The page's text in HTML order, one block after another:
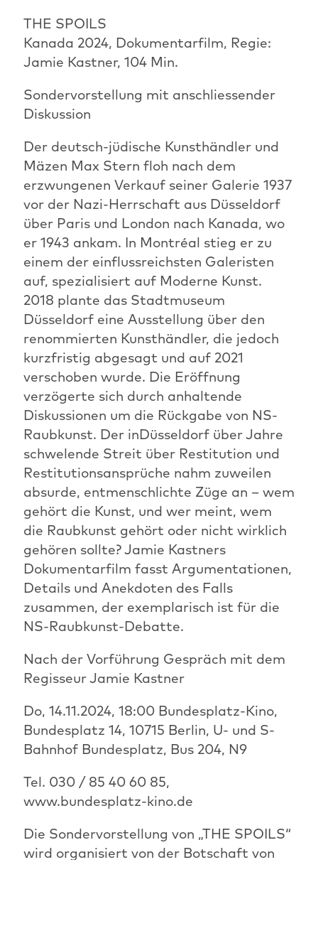
THE SPOILS
Kanada 2024, Dokumentarfilm, Regie:
Jamie Kastner, 104 Min.
Sondervorstellung mit anschliessender
Diskussion
Der deutsch-jüdische Kunsthändler und
Mäzen Max Stern floh nach dem
erzwungenen Verkauf seiner Galerie 1937
vor der Nazi-Herrschaft aus Düsseldorf
über Paris und London nach Kanada, wo
er 1943 ankam. In Montréal stieg er zu
einem der einflussreichsten Galeristen
auf, spezialisiert auf Moderne Kunst.
2018 plante das Stadtmuseum
Düsseldorf eine Ausstellung über den
renommierten Kunsthändler, die jedoch
kurzfristig abgesagt und auf 2021
verschoben wurde. Die Eröffnung
verzögerte sich durch anhaltende
Diskussionen um die Rückgabe von NS-
Raubkunst. Der inDüsseldorf über Jahre
schwelende Streit über Restitution und
Restitutionsansprüche nahm zuweilen
absurde, entmenschlichte Züge an – wem
gehört die Kunst, und wer meint, wem
die Raubkunst gehört oder nicht wirklich
gehören sollte? Jamie Kastners
Dokumentarfilm fasst Argumentationen,
Details und Anekdoten des Falls
zusammen, der exemplarisch ist für die
NS-Raubkunst-Debatte.
Nach der Vorführung Gespräch mit dem
Regisseur Jamie Kastner
Do, 14.11.2024, 18:00 Bundesplatz-Kino,
Bundesplatz 14, 10715 Berlin, U- und S-
Bahnhof Bundesplatz, Bus 204, N9
Tel. 030 / 85 40 60 85,
www.bundesplatz-kino.de
Die Sondervorstellung von „THE SPOILS“
wird organisiert von der Botschaft von